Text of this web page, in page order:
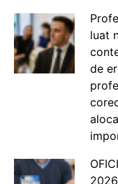
luat
de